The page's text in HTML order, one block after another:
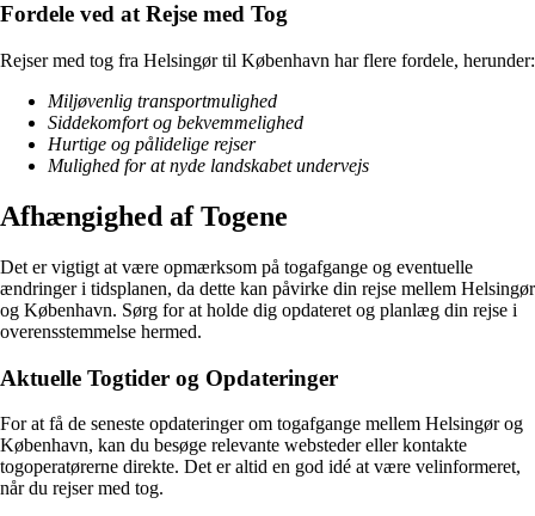
Fordele ved at Rejse med Tog
Rejser med tog fra Helsingør til København har flere fordele, herunder:
Miljøvenlig transportmulighed
Siddekomfort og bekvemmelighed
Hurtige og pålidelige rejser
Mulighed for at nyde landskabet undervejs
Afhængighed af Togene
Det er vigtigt at være opmærksom på togafgange og eventuelle
ændringer i tidsplanen, da dette kan påvirke din rejse mellem Helsingør
og København. Sørg for at holde dig opdateret og planlæg din rejse i
overensstemmelse hermed.
Aktuelle Togtider og Opdateringer
For at få de seneste opdateringer om togafgange mellem Helsingør og
København, kan du besøge relevante websteder eller kontakte
togoperatørerne direkte. Det er altid en god idé at være velinformeret,
når du rejser med tog.